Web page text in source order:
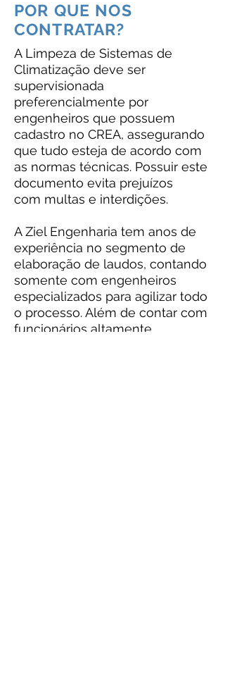
POR QUE NOS
CONTRATAR?
A Limpeza de Sistemas de
Climatização deve ser
supervisionada
preferencialmente por
engenheiros que possuem
cadastro no CREA, assegurando
que tudo esteja de acordo com
as normas técnicas. Possuir este
documento evita prejuízos
com multas e interdições.
A Ziel Engenharia tem anos de
experiência no segmento de
elaboração de laudos, contando
somente com engenheiros
especializados para agilizar todo
o processo. Além de contar com
funcionários altamente